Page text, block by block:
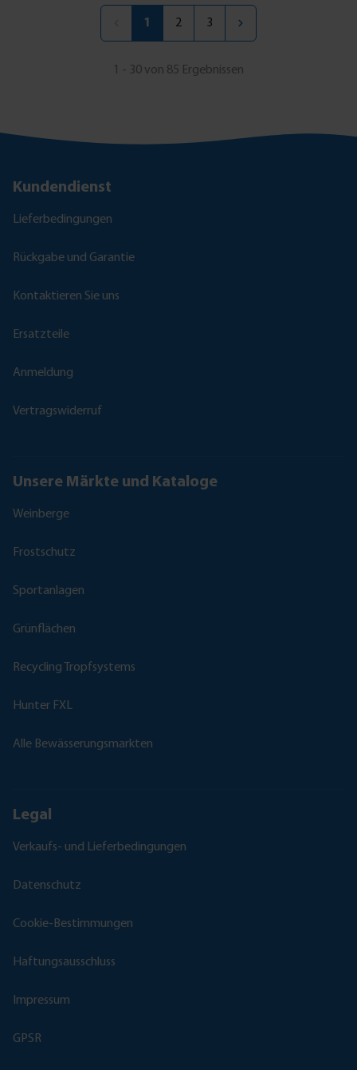
1 2 3
1 - 30 von 85 Ergebnissen
Kundendienst
Lieferbedingungen
Rückgabe und Garantie
Kontaktieren Sie uns
Ersatzteile
Anmeldung
Vertragswiderruf
Unsere Märkte und Kataloge
Weinberge
Frostschutz
Sportanlagen
Grünflächen
Recycling Tropfsystems
Hunter FXL
Alle Bewässerungsmarkten
Legal
Verkaufs- und Lieferbedingungen
Datenschutz
Cookie-Bestimmungen
Haftungsausschluss
Impressum
GPSR